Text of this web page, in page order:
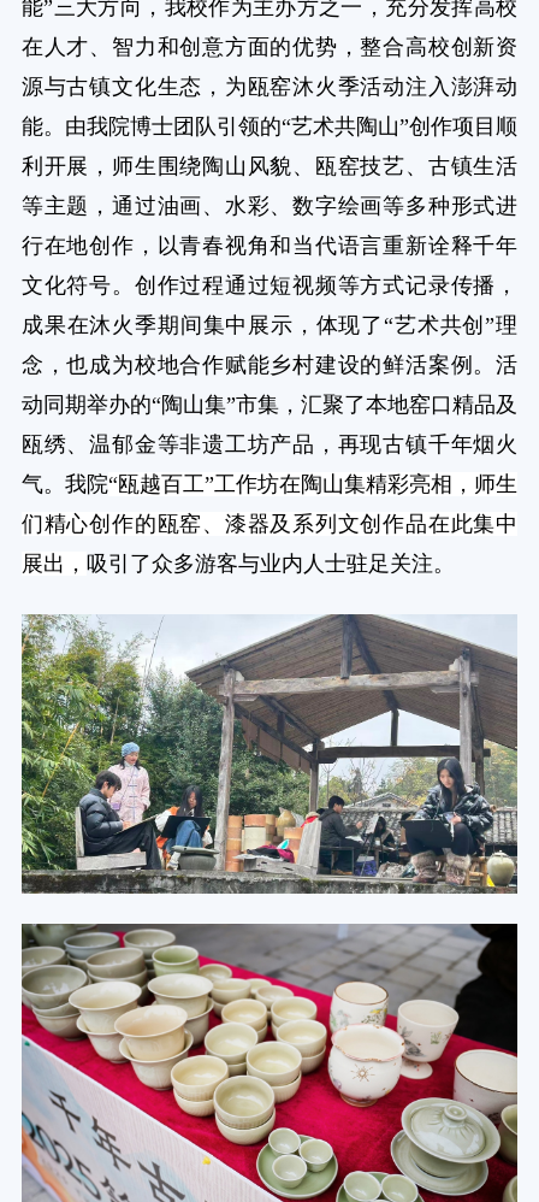
能”三大方向，我校作为主办方之一，充分发挥高校
在人才、智力和创意方面的优势，整合高校创新资
源与古镇文化生态，为瓯窑沐火季活动注入澎湃动
能。由我院博士团队引领的“艺术共陶山”创作项目顺
利开展，师生围绕陶山风貌、瓯窑技艺、古镇生活
等主题，通过油画、水彩、数字绘画等多种形式进
行在地创作，以青春视角和当代语言重新诠释千年
文化符号。创作过程通过短视频等方式记录传播，
成果在沐火季期间集中展示，体现了“艺术共创”理
念，也成为校地合作赋能乡村建设的鲜活案例。活
动同期举办的“陶山集”市集，汇聚了本地窑口精品及
瓯绣、温郁金等非遗工坊产品，再现古镇千年烟火
气。我院“瓯越百工”工作坊在陶山集精彩亮相，师生
们精心创作的瓯窑、漆器及系列文创作品在此集中
展出， 吸引了众多游客与业内人士驻足关注。